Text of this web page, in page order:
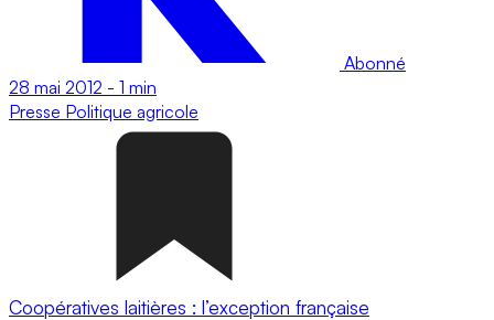
Abonné
28 mai 2012 - 1 min
Presse Politique agricole
Coopératives laitières : l’exception française